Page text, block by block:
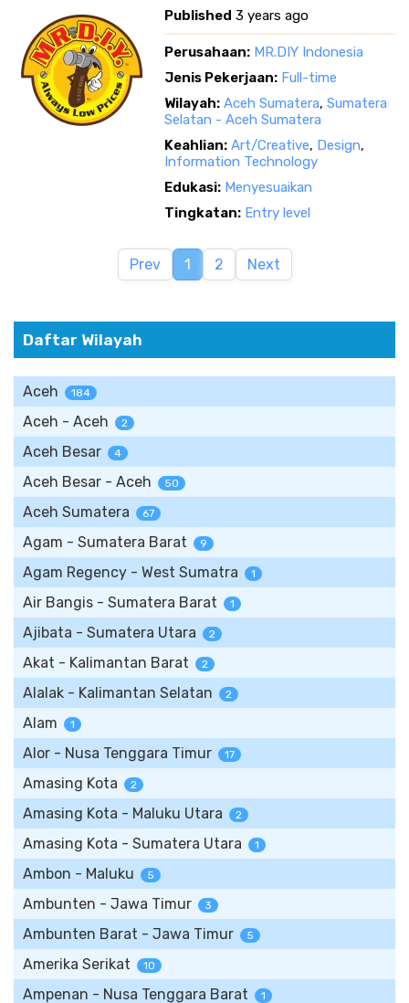
Published 3 years ago
Perusahaan: MR.DIY Indonesia
Jenis Pekerjaan: Full-time
Wilayah: Aceh Sumatera, Sumatera
Selatan - Aceh Sumatera
Keahlian: Art/Creative, Design,
Information Technology
Edukasi: Menyesuaikan
Tingkatan: Entry level
Prev 1 2 Next
Daftar Wilayah
Aceh 184
Aceh - Aceh 2
Aceh Besar 4
Aceh Besar - Aceh 50
Aceh Sumatera 67
Agam - Sumatera Barat 9
Agam Regency - West Sumatra 1
Air Bangis - Sumatera Barat 1
Ajibata - Sumatera Utara 2
Akat - Kalimantan Barat 2
Alalak - Kalimantan Selatan 2
Alam 1
Alor - Nusa Tenggara Timur 17
Amasing Kota 2
Amasing Kota - Maluku Utara 2
Amasing Kota - Sumatera Utara 1
Ambon - Maluku 5
Ambunten - Jawa Timur 3
Ambunten Barat - Jawa Timur 5
Amerika Serikat 10
Ampenan - Nusa Tenggara Barat 1